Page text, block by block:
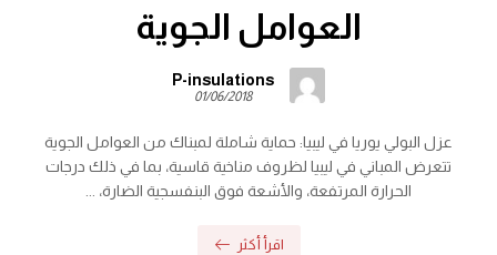
العوامل الجوية
P-insulations
01/06/2018
عزل البولي يوريا في ليبيا: حماية شاملة لمبناك من العوامل الجوية
تتعرض المباني في ليبيا لظروف مناخية قاسية، بما في ذلك درجات
الحرارة المرتفعة، والأشعة فوق البنفسجية الضارة، ...
اقرأ أكثر